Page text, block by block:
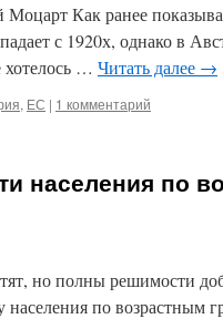
Как ранее
с 1920х, однако в
хотелось … Читать далее →
, ЕС | 1 комментарий
населения по
но полны решимости
по возрастным